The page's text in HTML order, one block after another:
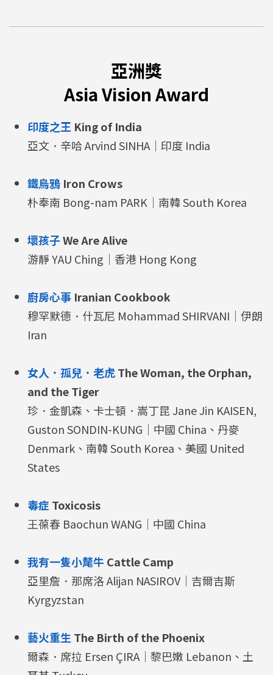
亞洲獎
Asia Vision Award
印度之王 King of India
亞文．辛哈 Arvind SINHA｜印度 India
鐵烏鴉 Iron Crows
朴奉南 Bong-nam PARK｜南韓 South Korea
壞孩子We Are Alive
游靜 YAU Ching｜香港 Hong Kong
廚房心事 Iranian Cookbook
穆罕默德．什瓦尼 Mohammad SHIRVANI｜伊朗
Iran
女人．孤兒．老虎The Woman, the Orphan,
and the Tiger
珍．金凱森、卡士頓．嵩丁昆 Jane Jin KAISEN,
Guston SONDIN-KUNG｜中國 China、丹麥
Denmark、南韓 South Korea、美國 United
States
毒症 Toxicosis
王葆春 Baochun WANG｜中國 China
我有一隻小氂牛 Cattle Camp
亞里詹．那席洛 Alijan NASIROV｜吉爾吉斯
Kyrgyzstan
藝火重生 The Birth of the Phoenix
爾森．席拉 Ersen ÇIRA｜黎巴嫩 Lebanon、土